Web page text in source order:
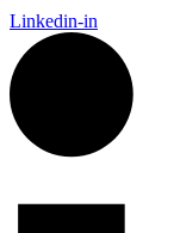
Linkedin-in